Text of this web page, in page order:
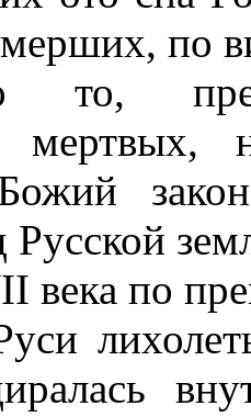
по
то,
Русской
века по